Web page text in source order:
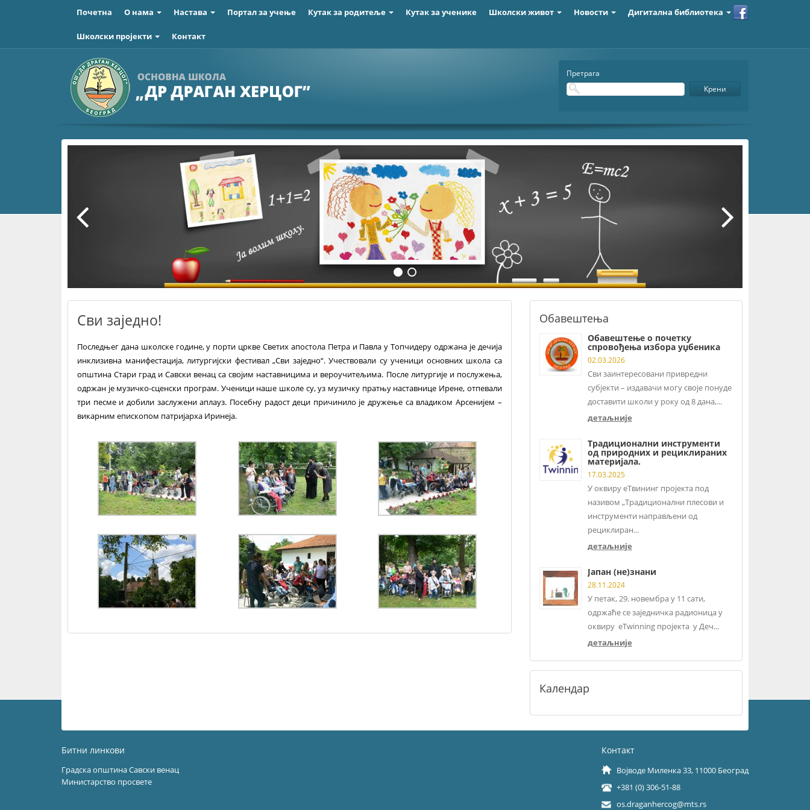
Почетна О нама Настава Портал за учење Кутак за родитеље Кутак за ученике Школски живот Новости Дигитална библиотека
Школски пројекти Контакт
Претрага
Крени
Сви заједно!
Последњег дана школске године, у порти цркве Светих апостола Петра и Павла у Топчидеру одржана је дечија
инклизивна манифестација, литургијски фестивал „Сви заједно“. Учествовали су ученици основних школа са
општина Стари град и Савски венац са својим наставницима и вероучитељима. После литургије и послужења,
одржан је музичко-сценски програм. Ученици наше школе су, уз музичку пратњу наставнице Ирене, отпевали
три песме и добили заслужени аплауз. Посебну радост деци причинило је дружење са владиком Арсенијем –
викарним епископом патријарха Иринеја.
Обавештења
Обавештење о почетку
спровођења избора уџбеника
02.03.2026
Сви заинтересовани привредни
субјекти – издавачи могу своје понуде
доставити школи у року од 8 дана,...
детаљније
Традиционални инструменти
од природних и рециклираних
материјала.
17.03.2025
У оквиру еТвининг пројекта под
називом „Традиционални плесови и
инструменти направљени од
рециклиран...
детаљније
Јапан (не)знани
28.11.2024
У петак, 29. новембра у 11 сати,
одржаће се заједничка радионица у
оквиру eTwinning пројекта у Деч...
детаљније
Календар
Битни линкови
Градска општина Савски венац
Министарство просвете
Контакт
Војводе Миленка 33, 11000 Београд
+381 (0) 306-51-88
os.draganhercog@mts.rs